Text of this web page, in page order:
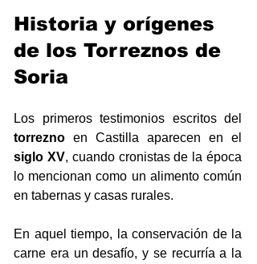
Historia y orígenes
de los Torreznos de
Soria
torrezno
siglo XV, cuando cronistas de la época
lo mencionan como un alimento común
en tabernas y casas rurales.
En aquel tiempo, la conservación de la
carne era un desafío, y se recurría a la